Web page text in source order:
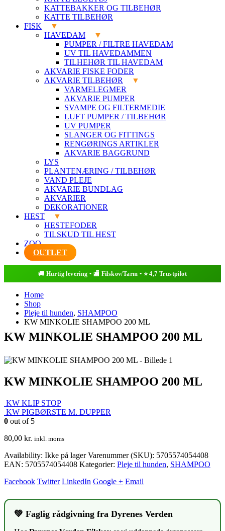
KATTEBAKKER OG TILBEHØR
KATTE TILBEHØR
FISK
HAVEDAM
PUMPER / FILTRE HAVEDAM
UV TIL HAVEDAMMEN
TILHEHØR TIL HAVEDAM
AKVARIE FISKE FODER
AKVARIE TILBEHØR
VARMELEGMER
AKVARIE PUMPER
SVAMPE OG FILTERMEDIE
LUFT PUMPER / TILBEHØR
UV PUMPER
SLANGER OG FITTINGS
RENGØRINGS ARTIKLER
AKVARIE BAGGRUND
LYS
PLANTENÆRING / TILBEHØR
VAND PLEJE
AKVARIE BUNDLAG
AKVARIER
DEKORATIONER
HEST
HESTEFODER
TILSKUD TIL HEST
ZOO
OUTLET
Home
Shop
Pleje til hunden, SHAMPOO
KW MINKOLIE SHAMPOO 200 ML
KW MINKOLIE SHAMPOO 200 ML
KW MINKOLIE SHAMPOO 200 ML
KW KLIP STOP
KW PIGBØRSTE M. DUPPER
0 out of 5
80,00 kr. inkl. moms
Availability: Ikke på lager Varenummer (SKU): 5705574054408
EAN: 5705574054408 Kategorier: Pleje til hunden, SHAMPOO
Facebook Twitter LinkedIn Google + Email
💚 Faglig rådgivning fra Dyrenes Verden